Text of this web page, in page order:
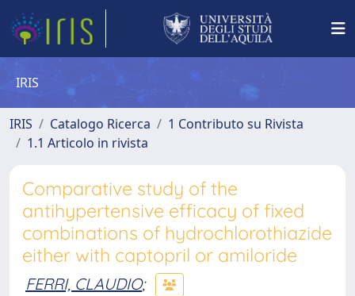
IRIS
IRIS Catalogo Ricerca
1 Contributo su Rivista
1.1 Articolo in rivista
Comparative study of the
antihypertensive efficacy of fixed
combinations of hydrochlorothiazide
either with captopril or amiloride
FERRI, CLAUDIO;